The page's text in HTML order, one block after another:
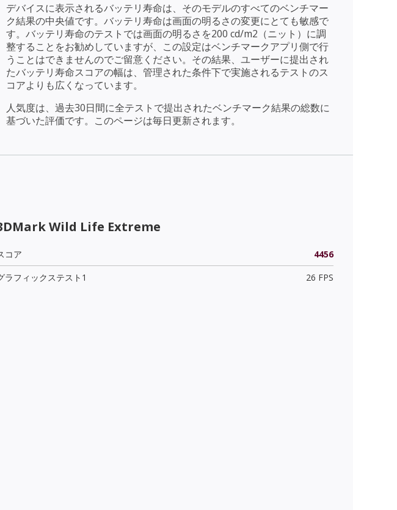
デバイスに表示されるバッテリ寿命は、そのモデルのすべてのベンチマー
ク結果の中央値です。バッテリ寿命は画面の明るさの変更にとても敏感で
す。バッテリ寿命のテストでは画面の明るさを200 cd/m2（ニット）に調
整することをお勧めしていますが、この設定はベンチマークアプリ側で行
うことはできませんのでご留意ください。その結果、ユーザーに提出され
たバッテリ寿命スコアの幅は、管理された条件下で実施されるテストのス
コアよりも広くなっています。
人気度は、過去30日間に全テストで提出されたベンチマーク結果の総数に
基づいた評価です。このページは毎日更新されます。
Wild Life Extreme
コア
4456
ラフィックステスト1
26 FPS